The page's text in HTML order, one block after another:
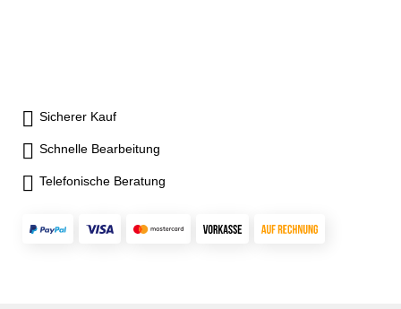
Sicherer Kauf
Schnelle Bearbeitung
Telefonische Beratung